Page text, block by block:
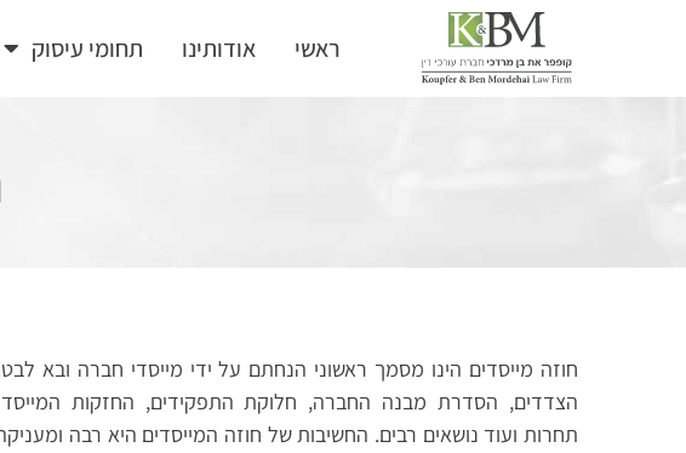
ראשי אודותינו תחומי עיסוק
חוזה מייסדים הינו מסמך ראשוני הנחתם על ידי מייסדי חברה ובא
הצדדים, הסדרת מבנה החברה, חלוקת התפקידים, החזקות
תחרות ועוד נושאים רבים. החשיבות של חוזה המייסדים היא רבה